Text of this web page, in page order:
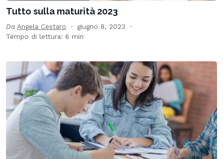
Tutto sulla maturità 2023
Da Angela Cestaro
giugno 8, 2023
Tempo di lettura: 6 min